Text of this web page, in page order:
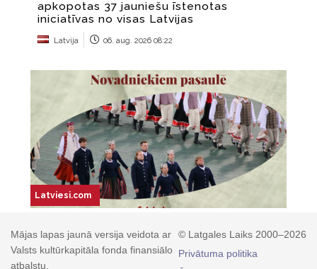
© Latgales Laiks 2000–2026
Privātuma politika
Mājas lapas jaunā versija veidota ar
Valsts kultūrkapitāla fonda finansiālo
atbalstu.